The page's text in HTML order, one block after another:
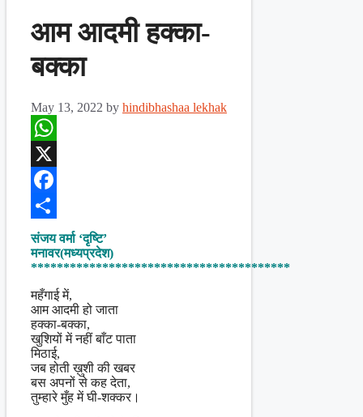
आम आदमी हक्का-
बक्का
May 13, 2022 by hindibhashaa lekhak
WhatsApp
X
Facebook
Share
संजय वर्मा ‘दृष्टि’
मनावर(मध्यप्रदेश)
****************************************
महँगाई में,
आम आदमी हो जाता
हक्का-बक्का,
खुशियों में नहीं बाँट पाता
मिठाई,
जब होती ख़ुशी की खबर
बस अपनों से कह देता,
तुम्हारे मुँह में घी-शक्कर।